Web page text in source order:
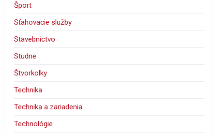
Šport
Sťahovacie služby
Stavebníctvo
Studne
Štvorkolky
Technika
Technika a zariadenia
Technológie